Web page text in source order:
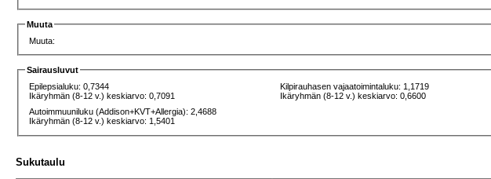
Muuta
Muuta:
Sairausluvut
Epilepsialuku: 0,7344
Ikäryhmän (8-12 v.) keskiarvo: 0,7091
Kilpirauhasen vajaatoimintaluku: 1,1719
Ikäryhmän (8-12 v.) keskiarvo: 0,6600
Autoimmuuniluku (Addison+KVT+Allergia): 2,4688
Ikäryhmän (8-12 v.) keskiarvo: 1,5401
Sukutaulu